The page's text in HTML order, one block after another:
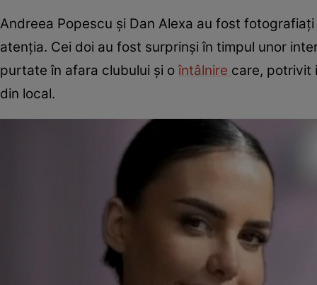
Andreea Popescu și Dan Alexa au fost
atenția. Cei doi au fost surprinși în timpul unor
purtate în afara clubului și oîntâlnire care, potrivit
din local.